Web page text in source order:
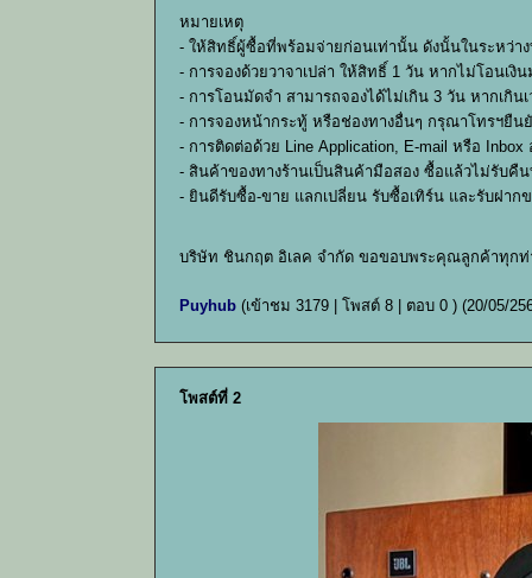
หมายเหตุ
- ให้สิทธิ์ผู้ซื้อที่พร้อมจ่ายก่อนเท่านั้น ดังนั้นในระหว่า
- การจองด้วยวาจาเปล่า ให้สิทธิ์ 1 วัน หากไม่โอนเ
- การโอนมัดจำ สามารถจองได้ไม่เกิน 3 วัน หากเกิน
- การจองหน้ากระทู้ หรือช่องทางอื่นๆ กรุณาโทรฯยืน
- การติดต่อด้วย Line Application, E-mail หรือ
- สินค้าของทางร้านเป็นสินค้ามือสอง ซื้อแล้วไม่รับ
- ยินดีรับซื้อ-ขาย แลกเปลี่ยน รับซื้อเทิร์น และรับฝาก
บริษัท ชินกฤต อิเลค จำกัด ขอขอบพระคุณลูกค้าทุก
Puyhub (เข้าชม 3179 | โพสต์ 8 | ตอบ 0 ) (20/05/
โพสต์ที่ 2